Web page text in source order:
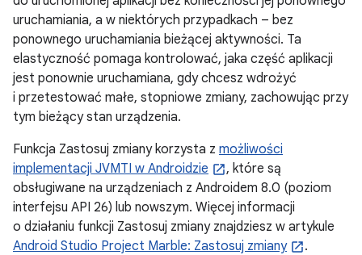
uruchamiania, a w niektórych przypadkach – bez
ponownego uruchamiania bieżącej aktywności. Ta
elastyczność pomaga kontrolować, jaka część aplikacji
jest ponownie uruchamiana, gdy chcesz wdrożyć
i przetestować małe, stopniowe zmiany, zachowując przy
tym bieżący stan urządzenia.
Funkcja Zastosuj zmiany korzysta z możliwości
implementacji JVMTI w Androidzie
, które są
obsługiwane na urządzeniach z Androidem 8.0 (poziom
interfejsu API 26) lub nowszym. Więcej informacji
o działaniu funkcji Zastosuj zmiany znajdziesz w artykule
Android Studio Project Marble: Zastosuj zmiany
.